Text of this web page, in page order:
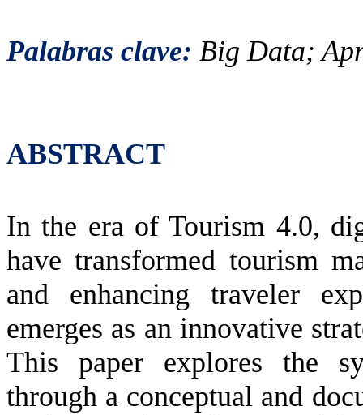
Palabras clave: Big Data;
ABSTRACT
In the era of Tourism 4.0,
have transformed tourism
and enhancing traveler
emerges as an innovative
This paper explores the
through a conceptual and